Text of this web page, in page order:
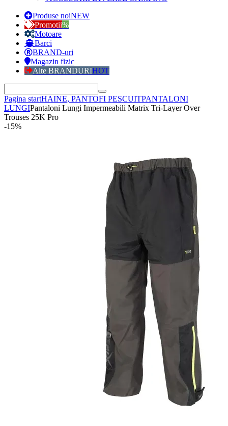
Produse noiNEW
Promotii%
Motoare
Barci
BRAND-uri
Magazin fizic
Alte BRANDURIHOT
Pagina startHAINE, PANTOFI PESCUITPANTALONI
LUNGIPantaloni Lungi Impermeabili Matrix Tri-Layer Over
Trouses 25K Pro
-15%